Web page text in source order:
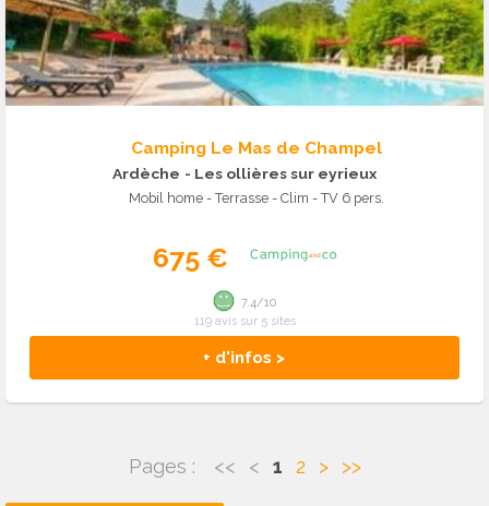
Camping Le Mas de Champel
Ardèche - Les ollières sur eyrieux
Mobil home - Terrasse - Clim - TV 6 pers.
675 €
+ d'infos >
7.4/10
119 avis sur 5 sites
Pages : << < 1 2 > >>